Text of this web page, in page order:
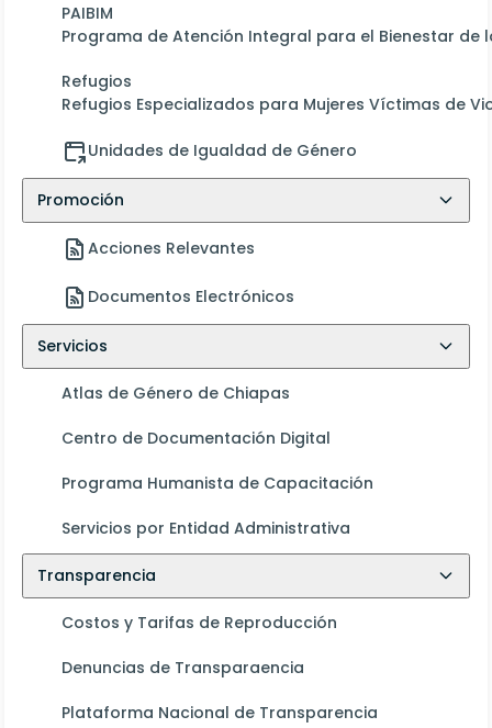
PAIBIM
Programa de Atención Integral para el Bienestar de
Refugios
Refugios Especializados para Mujeres Víctimas de
Unidades de Igualdad de Género
Promoción
Acciones Relevantes
Documentos Electrónicos
Servicios
Atlas de Género de Chiapas
Centro de Documentación Digital
Programa Humanista de Capacitación
Servicios por Entidad Administrativa
Transparencia
Costos y Tarifas de Reproducción
Denuncias de Transparaencia
Plataforma Nacional de Transparencia